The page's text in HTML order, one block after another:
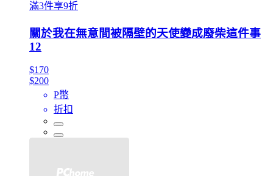
滿3件享9折
關於我在無意間被隔壁的天使變成廢柴這件事
12
$170
$200
P幣
折扣